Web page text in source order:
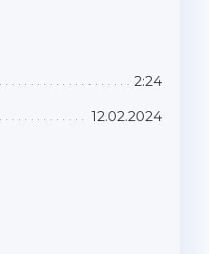
2:24
12.02.2024